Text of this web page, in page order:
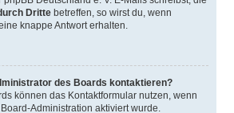
Drittebetreffen, so wirst du, wenn
knappe Antwort erhalten.
des Boards kontaktieren?
können das Kontaktformular nutzen, wenn
Administration aktiviert wurde.